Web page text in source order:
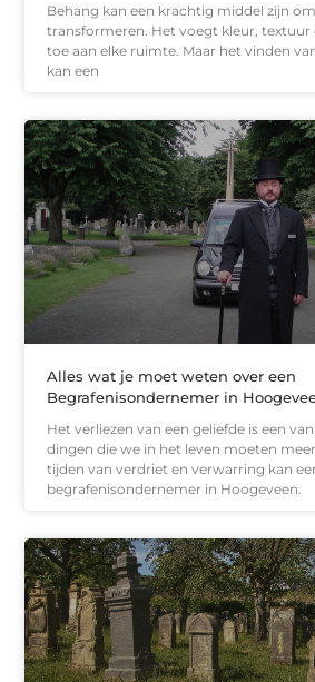
Behang kan een krachtig middel zijn
transformeren. Het voegt kleur, textuur
toe aan elke ruimte. Maar het vinden
kan een
Alles wat je moet weten over een
Begrafenisondernemer in
Het verliezen van een geliefde is een
dingen die we in het leven moeten
tijden van verdriet en verwarring kan
begrafenisondernemer in Hoogeveen.